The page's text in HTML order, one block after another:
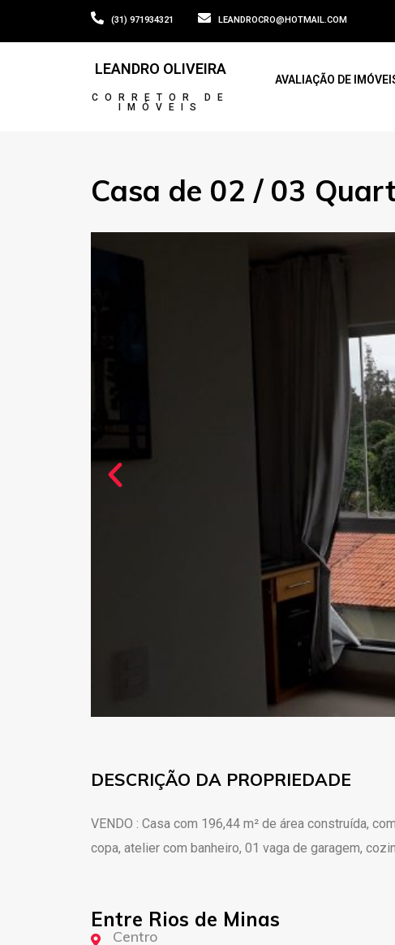
(31) 971934321 LEANDROCRO@HOTMAIL.COM
LEANDRO OLIVEIRA
CORRETOR DE
IMÓVEIS
AVALIAÇÃO DE
Casa de 02 / 03
DESCRIÇÃO DA PROPRIEDADE
VENDO : Casa com 196,44 m² de área construída,
copa, atelier com banheiro, 01 vaga de garagem,
Entre Rios de Minas
Centro